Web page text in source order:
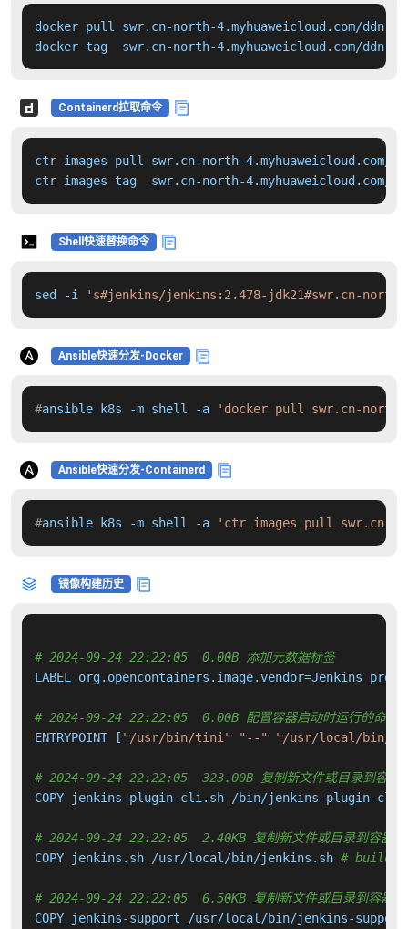
docker pull swr.cn-north-4.myhuaweicloud.com/
docker tag  swr.cn-north-4.myhuaweicloud.com/
Containerd拉取命令
ctr images pull swr.cn-north-4.myhuaweicloud.com/
ctr images tag  swr.cn-north-
Shell快速替换命令
sed -i 's#jenkins/jenkins:2.478-jdk21#swr.cn-
Ansible快速分发-Docker
#ansible k8s -m shell -a 'docker pull swr.cn-north-
Ansible快速分发-Containerd
#ansible k8s -m shell -a 'ctr images pull swr.cn-
镜像构建历史
# 2024-09-24 22:22:05  0.00B 添加元数据标签
LABEL org.opencontainers.image.vendor=Jenkins
# 2024-09-24 22:22:05  0.00B 配置容器启动时运行的命令
ENTRYPOINT [ "/usr/bin/tini" "--" "/usr/local/bin/
# 2024-09-24 22:22:05  323.00B 复制新文件或目录到容器
COPY jenkins-plugin-cli.sh /bin/jenkins-plugin-cli
# 2024-09-24 22:22:05  2.40KB 复制新文件或目录到容器中
COPY jenkins.sh /usr/local/bin/jenkins.sh #
# 2024-09-24 22:22:05  6.50KB 复制新文件或目录到容器中
COPY jenkins-support /usr/local/bin/jenkins-